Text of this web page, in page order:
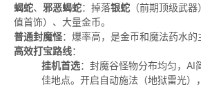
蝎蛇、 邪恶蝎蛇：掉落银蛇 （前期顶级武器
值首饰）、大量金币。
普通封魔怪：爆率高，是金币和魔法药水的
高效打宝路线：
挂机首选：封魔谷怪物分布均匀，AI
佳地点。开启自动施法（地狱雷光）